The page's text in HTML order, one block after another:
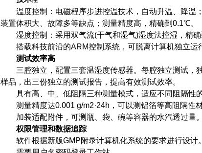
温度控制：电磁程序步进控温技术，自动升温、降温
装置体积大、故障多等缺点；测量精度高，精确到0.1℃。
湿度控制：采用双气流(干气和湿气)湿度法控湿，精确
搭载科技前沿的ARM控制系统，可脱离计算机独立运
测试效率高
三腔独立，配置三套温湿度传感器。每腔独立测试，
样品，出三份独立的测试报告，提高有效测试效率。
具有高、中、低阻隔三种测量模式，适应不同阻隔性的
测量精度达0.001 g/m2·24h，可以测铝箔等高阻隔性材
加装适配附件，可测瓶、袋、碗等容器的水汽透过量。
权限管理和数据追踪
软件根据新版GMP附录计算机化系统的要求进行设计。